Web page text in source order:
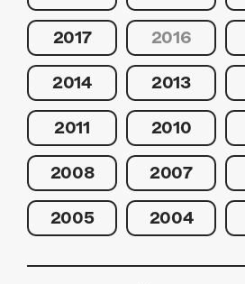
2017 2016
2014 2013
2011 2010
2008 2007
2005 2004